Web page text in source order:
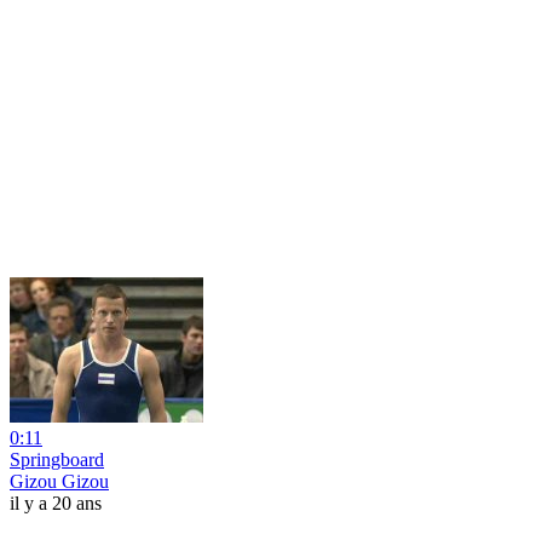
0:11
Springboard
Gizou Gizou
il y a 20 ans